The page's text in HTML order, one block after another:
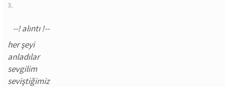
3.
her şeyi
anladılar
sevgilim
seviştiğimiz